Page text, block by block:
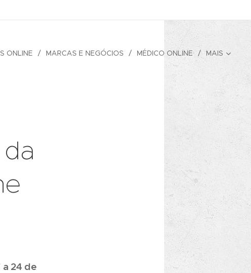
ONLINE MARCAS E NEGÓCIOS MÉDICO ONLINE MAIS
24 de